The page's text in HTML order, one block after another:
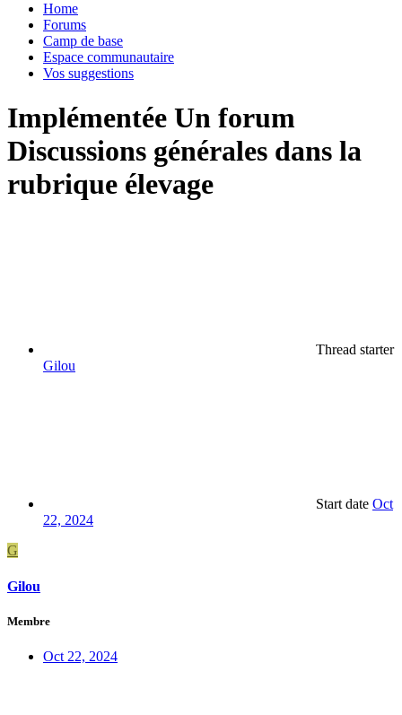
Home
Forums
Camp de base
Espace communautaire
Vos suggestions
Implémentée Un forum
Discussions générales dans la
rubrique élevage
Thread starter
Gilou
Start date Oct
22, 2024
G
Gilou
Membre
Oct 22, 2024